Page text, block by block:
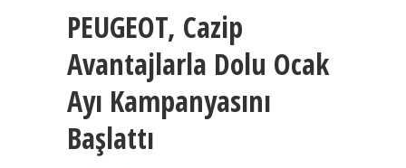
PEUGEOT, Cazip
Avantajlarla Dolu Ocak
Ayı Kampanyasını
Başlattı